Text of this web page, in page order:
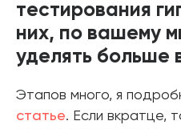
тестирования
них, по вашему
уделять больше
Этапов много, я
статье. Если вкратце,